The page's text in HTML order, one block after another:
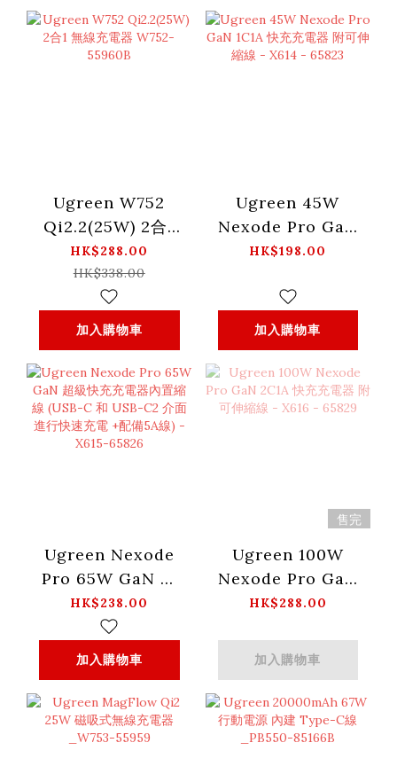
Ugreen W752
Qi2.2(25W) 2合1
無線充電器 W752-
55960B
HK$288.00
HK$338.00
加入購物車
Ugreen 45W
Nexode Pro GaN
1C1A 快充充電器 附
65823
HK$198.00
加入購物車
Ugreen Nexode
Pro 65W GaN 超
級快充充電器內置
縮線 (USB-C 和
USB-C2 介面進行
線) -X615-65826
HK$238.00
加入購物車
售完
Ugreen 100W
Nexode Pro GaN
2C1A 快充充電器
- 65829
HK$288.00
加入購物車